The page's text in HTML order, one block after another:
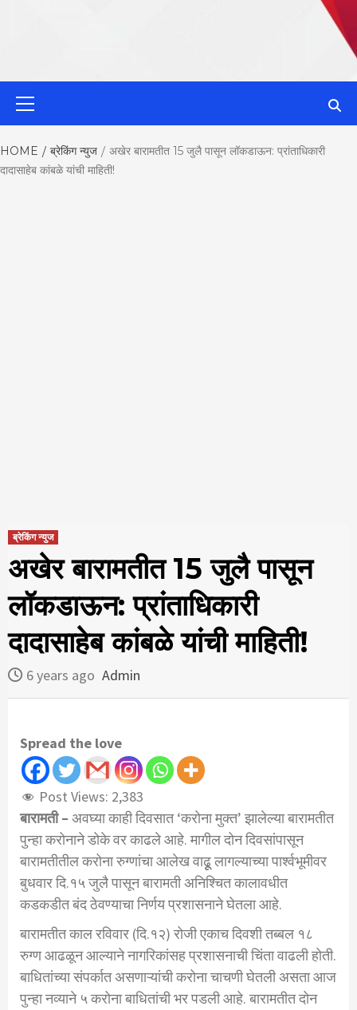
Best News
HOME ब्रेकिंग न्युज
अखेर बारामतीत 15 जुलै पासून लॉकडाऊन: प्रांताधिकारी
दादासाहेब कांबळे यांची माहिती!
ब्रेकिंग न्युज
अखेर बारामतीत 15 जुलै पासून
लॉकडाऊन: प्रांताधिकारी
दादासाहेब कांबळे यांची माहिती!
6 years ago Admin
Spread the love
Post Views: 2,383
बारामती – अवघ्या काही दिवसात ‘करोना मुक्त’ झालेल्या बारामतीत
पुन्हा करोनाने डोके वर काढले आहे. मागील दोन दिवसांपासून
बारामतीतील करोना रुग्णांचा आलेख वाढूू लागल्याच्या पार्श्वभूमीवर
बुधवार दि.१५ जुलै पासून बारामती अनिश्चित कालावधीत
कडकडीत बंद ठेवण्याचा निर्णय प्रशासनाने घेतला आहे.
बारामतीत काल रविवार (दि.१२) रोजी एकाच दिवशी तब्बल १८
रुग्ण आढळून आल्याने नागरिकांसह प्रशासनाची चिंता वाढली होती.
बाधितांच्या संपर्कात असणाऱ्यांची करोना चाचणी घेतली असता आज
पुन्हा नव्याने ५ करोना बाधितांची भर पडली आहे. बारामतीत दोन